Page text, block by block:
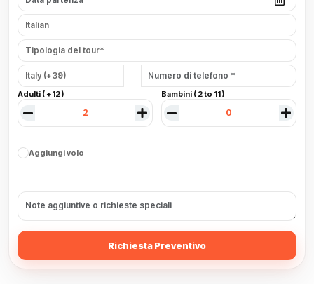
Adulti ( +12 ) Bambini ( 2 to 11 )
Aggiungi volo
Richiesta Preventivo